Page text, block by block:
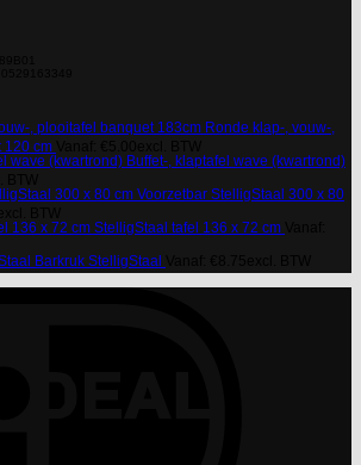
Ronde klap-, vouw-,
120 cm
Buffet-, klaptafel wave (kwartrond)
Voorzetbar StelligStaal 300 x 80
StelligStaal tafel 136 x 72 cm
Barkruk StelligStaal